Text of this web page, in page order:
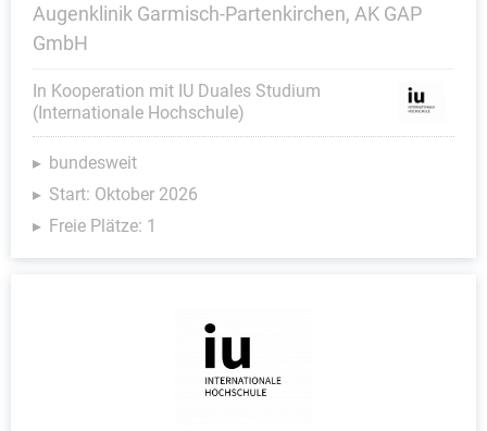
Augenklinik Garmisch-Partenkirchen, AK GAP
GmbH
In Kooperation mit IU Duales Studium
(Internationale Hochschule)
bundesweit
Start: Oktober 2026
Freie Plätze: 1